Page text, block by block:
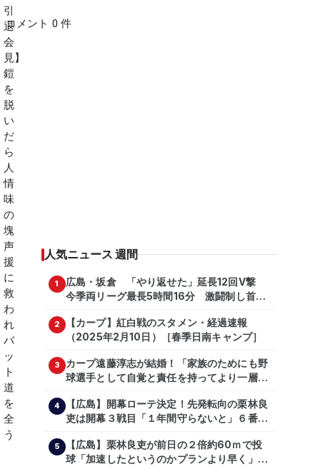
コメント 0 件
人気ニュース 週間
1
広島・坂倉 「やり返せた」延長12回V撃
今季両リーグ最長5時間16分 激闘制し首位
2
【カープ】紅白戦のスタメン・経過速報
（2025年2月10日）［春季日南キャンプ］
3
カープ遠藤淳志が結婚！「家族のためにも野
球選手として自覚と責任を持ってより一層頑
4
【広島】開幕ローテ決定！先発転向の栗林良
吏は開幕３戦目「１年間守らないと」６番手
5
【広島】栗林良吏が前日の２倍約60ｍで投
球「加速したというのかプランより早く」自